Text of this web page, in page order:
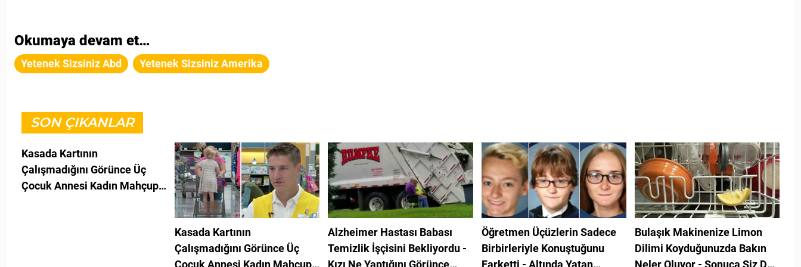
Okumaya devam et…
Yetenek Sizsiniz Abd Yetenek Sizsiniz Amerika
SON ÇIKANLAR
Kasada Kartının
Çalışmadığını Görünce Üç
Çocuk Annesi Kadın Mahçup
Kasada Kartının
Çalışmadığını Görünce Üç
Çocuk Annesi Kadın Mahçup
Alzheimer Hastası Babası
Temizlik İşçisini Bekliyordu -
Kızı Ne Yaptığını Görünce
Öğretmen Üçüzlerin Sadece
Birbirleriyle Konuştuğunu
Farketti - Altında Yatan
Bulaşık Makinenize Limon
Dilimi Koyduğunuzda Bakın
Neler Oluyor - Sonuca Siz De